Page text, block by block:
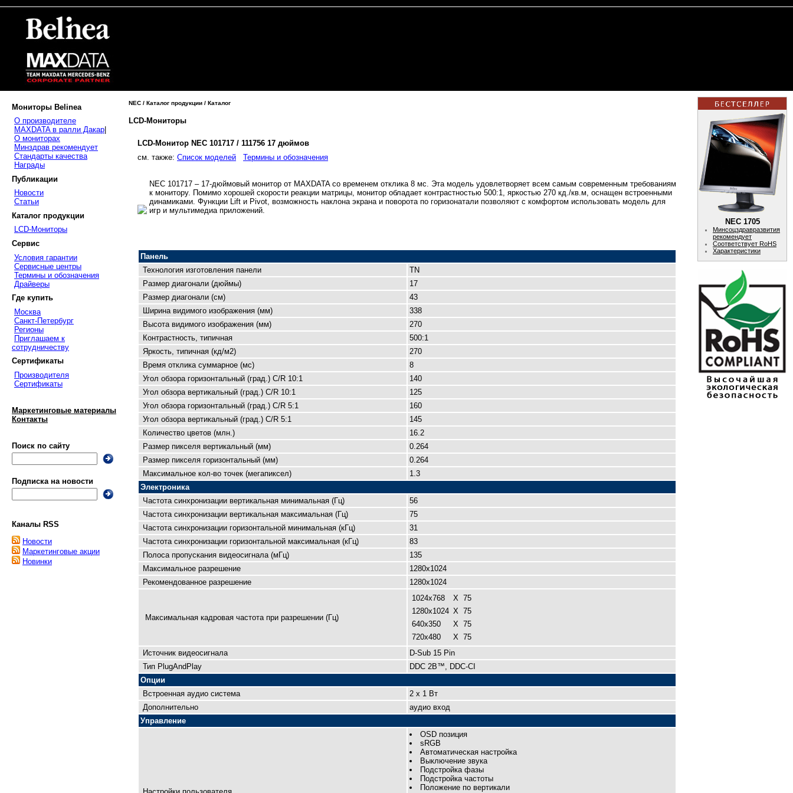
Мониторы Belinea
О производителе
MAXDATA в ралли Дакар
О мониторах
Минздрав рекомендует
Стандарты качества
Награды
Публикации
Новости
Статьи
Каталог продукции
LCD-Мониторы
Сервис
Условия гарантии
Сервисные центры
Термины и обозначения
Драйверы
Где купить
Москва
Санкт-Петербург
Регионы
Приглашаем к
сотрудничеству
Сертификаты
Производителя
Сертификаты
Маркетинговые материалы
Контакты
Поиск по сайту
Подписка на новости
Каналы RSS
Новости
Маркетинговые акции
Новинки
NEC / Каталог продукции / Каталог
LCD-Мониторы
LCD-Монитор NEC 101717 / 111756 17 дюймов
cм. также: Список моделей Термины и обозначения
NEC 101717 – 17-дюймовый монитор от MAXDATA со временем отклика 8 мс. Эта модель удовлетворяет всем самым современным требованиям
к монитору. Помимо хорошей скорости реакции матрицы, монитор обладает контрастностью 500:1, яркостью 270 кд./кв.м, оснащен встроенными
динамиками. Функции Lift и Pivot, возможность наклона экрана и поворота по горизонатали позволяют с комфортом использовать модель для
игр и мультимедиа приложений.
Панель
Технология изготовления панели
TN
Размер диагонали (дюймы)
17
Размер диагонали (см)
43
Ширина видимого изображения (мм)
338
Высота видимого изображения (мм)
270
Контрастность, типичная
500:1
Яркость, типичная (кд/м2)
270
Время отклика суммарное (мс)
8
Угол обзора горизонтальный (град.) C/R 10:1
140
Угол обзора вертикальный (град.) C/R 10:1
125
Угол обзора горизонтальный (град.) C/R 5:1
160
Угол обзора вертикальный (град.) C/R 5:1
145
Количество цветов (млн.)
16.2
Размер пикселя вертикальный (мм)
0.264
Размер пикселя горизонтальный (мм)
0.264
Максимальное кол-во точек (мегапиксел)
1.3
Электроника
Частота синхронизации вертикальная минимальная (Гц)
56
Частота синхронизации вертикальная максимальная (Гц)
75
Частота синхронизации горизонтальной минимальная (кГц)
31
Частота синхронизации горизонтальной максимальная (кГц)
83
Полоса пропускания видеосигнала (мГц)
135
Максимальное разрешение
1280x1024
Рекомендованное разрешение
1280x1024
Максимальная кадровая чaстота при разрешении (Гц)
1024x768 X 75
1280x1024 X 75
640x350
X 75
720x480
X 75
Источник видеосигнала
D-Sub 15 Pin
Тип PlugAndPlay
DDC 2B™, DDC-CI
Опции
Встроенная аудио система
2 x 1 Вт
Дополнительно
аудио вход
Управление
OSD позиция
sRGB
Автоматическая настройка
Выключение звука
Подстройка фазы
Подстройка частоты
Положение по вертикали
NEC 1705
Минсоцздравразвития
рекомендует
Соответствует RoHS
Характеристики